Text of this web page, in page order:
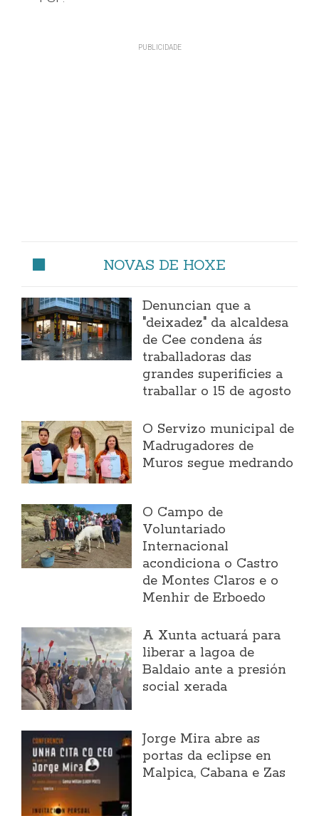
NOVAS DE HOXE
Denuncian que a
"deixadez" da alcaldesa
de Cee condena ás
traballadoras das
grandes superificies a
traballar o 15 de agosto
O Servizo municipal de
Madrugadores de
Muros segue medrando
O Campo de
Voluntariado
Internacional
acondiciona o Castro
de Montes Claros e o
Menhir de Erboedo
A Xunta actuará para
liberar a lagoa de
Baldaio ante a presión
social xerada
Jorge Mira abre as
portas da eclipse en
Malpica, Cabana e Zas